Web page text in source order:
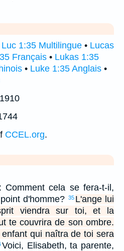
Luc 1:35 Multilingue • Lucas
Français • Lukas 1:35
• Luke 1:35 Anglais •
CCEL.org.
Comment cela se fera-t-il,
d'homme? 35 L'ange lui
viendra sur toi, et la
te couvrira de son ombre.
qui naîtra de toi sera
Voici, Elisabeth, ta parente,